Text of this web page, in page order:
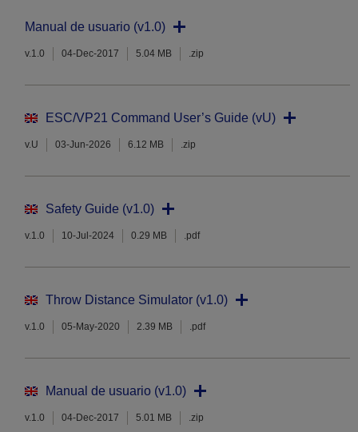
Manual de usuario (v1.0)
v.1.0 04-Dec-2017 5.04 MB .zip
ESC/VP21 Command User’s Guide (vU)
v.U 03-Jun-2026 6.12 MB .zip
Safety Guide (v1.0)
v.1.0 10-Jul-2024 0.29 MB .pdf
Throw Distance Simulator (v1.0)
v.1.0 05-May-2020 2.39 MB .pdf
Manual de usuario (v1.0)
v.1.0 04-Dec-2017 5.01 MB .zip